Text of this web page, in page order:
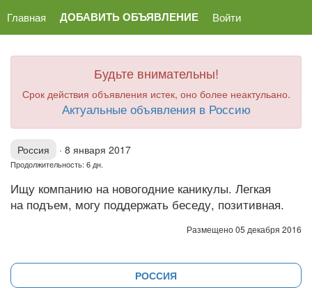
Главная ДОБАВИТЬ ОБЪЯВЛЕНИЕ Войти
Будьте внимательны!
Срок действия объявления истек, оно более неактульано.
Актуальные объявления в Россию
Россия · 8 января 2017
Продолжительность: 6 дн.
Ищу компанию на новогодние каникулы. Легкая
на подъем, могу поддержать беседу, позитивная.
Размещено 05 декабря 2016
РОССИЯ